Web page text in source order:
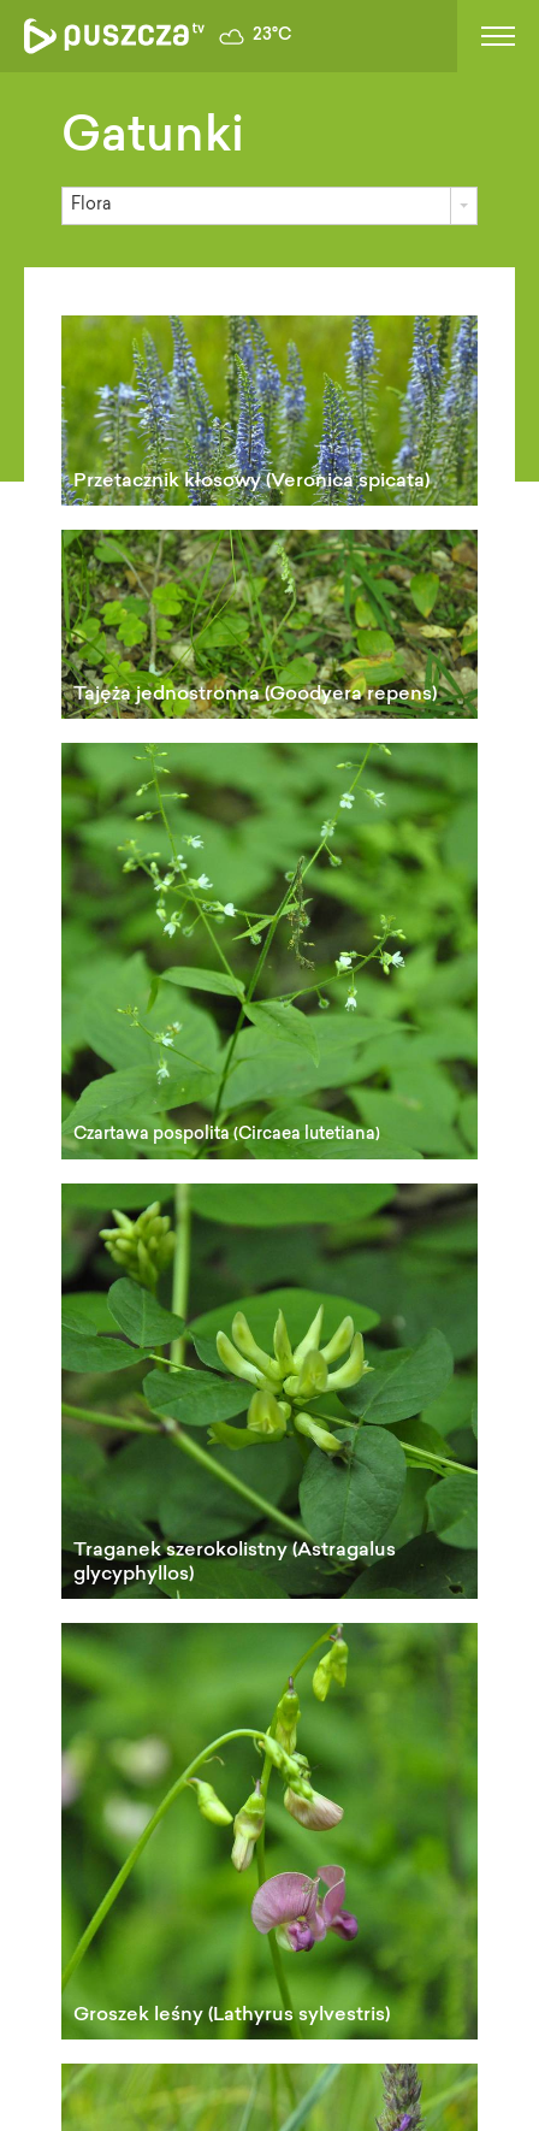
23°C
Gatunki
Flora
Przetacznik kłosowy (Veronica spicata)
Tajęża jednostronna (Goodyera repens)
Czartawa pospolita (Circaea lutetiana)
Traganek szerokolistny (Astragalus
glycyphyllos)
Groszek leśny (Lathyrus sylvestris)